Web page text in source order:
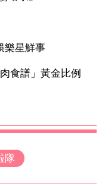
樂星鮮事
食譜」黃金比例
隊